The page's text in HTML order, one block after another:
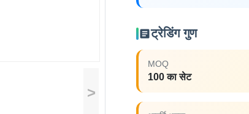
>
ट्रेडिंग गुण
MOQ
100 का सेट